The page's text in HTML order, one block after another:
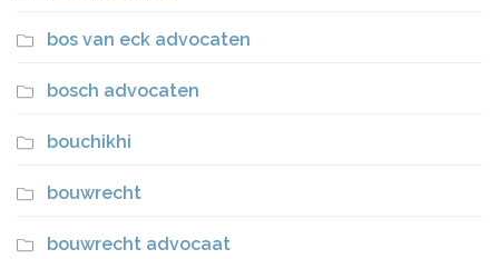
bos van eck advocaten
bosch advocaten
bouchikhi
bouwrecht
bouwrecht advocaat